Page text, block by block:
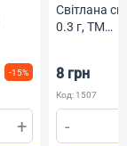
-15%
+
Світлана
0.3 г, ТМ
8 грн
Код: 1507
-